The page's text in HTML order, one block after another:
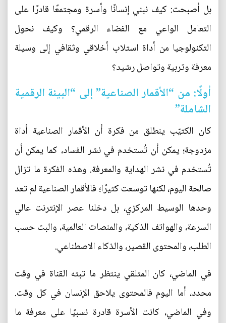
بل أصبحت: كيف نبني إنسانًا وأسرة ومجتمعًا قادرًا على
التعامل الواعي مع الفضاء الرقمي؟ وكيف نحول
التكنولوجيا من أداة استلاب أخلاقي وثقافي إلى وسيلة
معرفة وتربية وتواصل رشيد؟
أولًا: من “الأقمار الصناعية” إلى “البيئة الرقمية
الشاملة”
كان الكتيّب ينطلق من فكرة أن الأقمار الصناعية أداة
مزدوجة؛ يمكن أن تُستخدم في نشر الفساد، كما يمكن أن
تُستخدم في نشر الهداية والمعرفة. وهذه الفكرة ما تزال
صالحة اليوم، لكنها توسعت كثيرًا؛ فالأقمار الصناعية لم تعد
وحدها الوسيط المركزي، بل دخلنا عصر الإنترنت عالي
السرعة، والهواتف الذكية، والمنصات العالمية، والبث حسب
الطلب، والمحتوى القصير، والذكاء الاصطناعي.
في الماضي، كان المتلقي ينتظر ما تبثه القناة في وقت
محدد، أما اليوم فالمحتوى يلاحق الإنسان في كل وقت.
وفي الماضي، كانت الأسرة قادرة نسبيًا على معرفة ما